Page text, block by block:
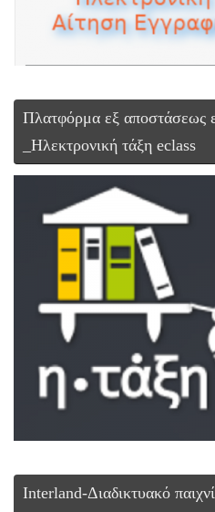
Πλατφόρμα εξ αποστάσεως
_Ηλεκτρονική τάξη eclass
Interland-Διαδικτυακό